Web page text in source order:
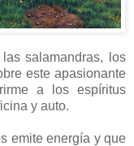
salamandras, los
este apasionante
a los espíritus
y auto.
emite energía y que